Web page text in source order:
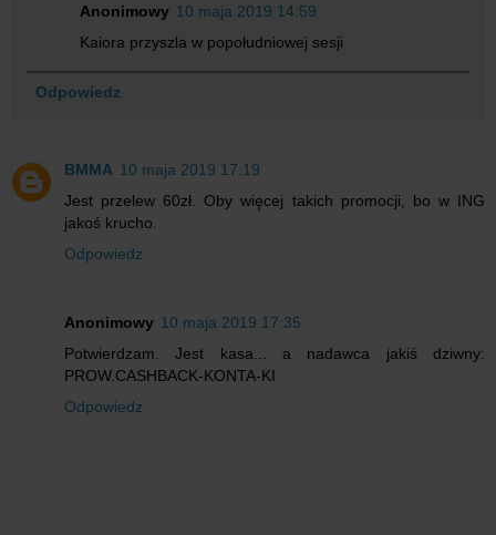
Anonimowy 10 maja 2019 14:59
Kaiora przyszla w popołudniowej sesji
Odpowiedz
BMMA 10 maja 2019 17:19
Jest przelew 60zł. Oby więcej takich promocji, bo w ING
jakoś krucho.
Odpowiedz
Anonimowy 10 maja 2019 17:35
Potwierdzam. Jest kasa... a nadawca jakiś dziwny:
PROW.CASHBACK-KONTA-KI
Odpowiedz